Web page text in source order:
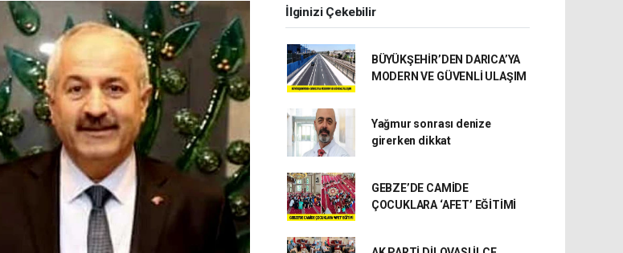
İlginizi Çekebilir
BÜYÜKŞEHİR’DEN DARICA’YA
MODERN VE GÜVENLİ ULAŞIM
Yağmur sonrası denize
girerken dikkat
GEBZE’DE CAMİDE
ÇOCUKLARA ‘AFET’ EĞİTİMİ